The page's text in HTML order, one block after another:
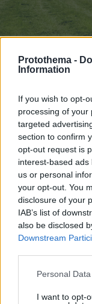
Protothema -
Information
If you wish to opt-
processing of your
targeted
section to confirm
opt-out request is
interest-based
us or personal
your opt-out. You
disclosure of your
IAB’s list of
also be disclosed
Downstream
Please note that
not limited to your
Personal
I want to opt-
Δέσμευση
συμπερίληψη
Η Bayer
πολιτικές
όλων,
λειτουργούν